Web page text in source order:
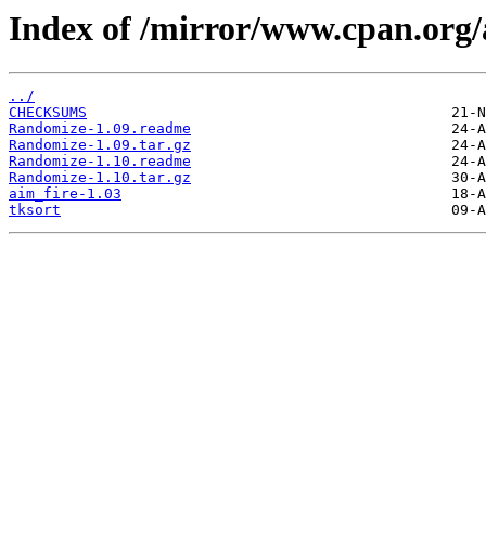
Index of /mirror/
../
CHECKSUMS
Randomize-1.09.readme
Randomize-1.09.tar.gz
Randomize-1.10.readme
Randomize-1.10.tar.gz
aim_fire-1.03
tksort